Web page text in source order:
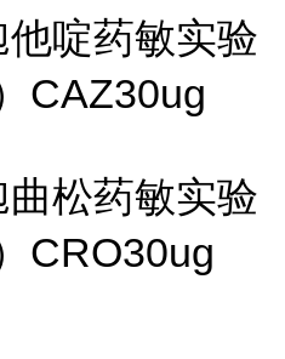
啶药敏实验
CAZ30ug
松药敏实验
CRO30ug